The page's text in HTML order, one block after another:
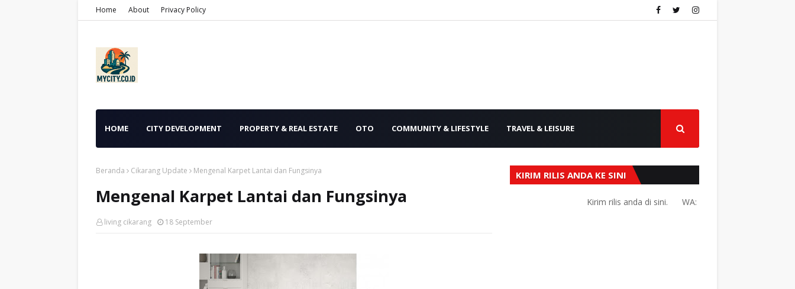
Home About Privacy Policy
HOME CITY DEVELOPMENT PROPERTY & REAL ESTATE OTO COMMUNITY & LIFESTYLE TRAVEL & LEISURE
Beranda Cikarang Update Mengenal Karpet Lantai dan Fungsinya
Mengenal Karpet Lantai dan Fungsinya
living cikarang 18 September
KIRIM RILIS ANDA KE SINI
Kirim rilis anda di sini. WA: +62 856-9220-0504 atau